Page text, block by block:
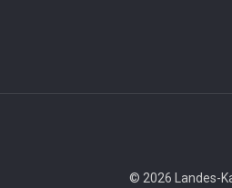
© 2026 Landes-